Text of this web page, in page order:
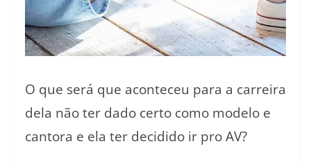
O que será que aconteceu para a carreira
dela não ter dado certo como modelo e
cantora e ela ter decidido ir pro AV?